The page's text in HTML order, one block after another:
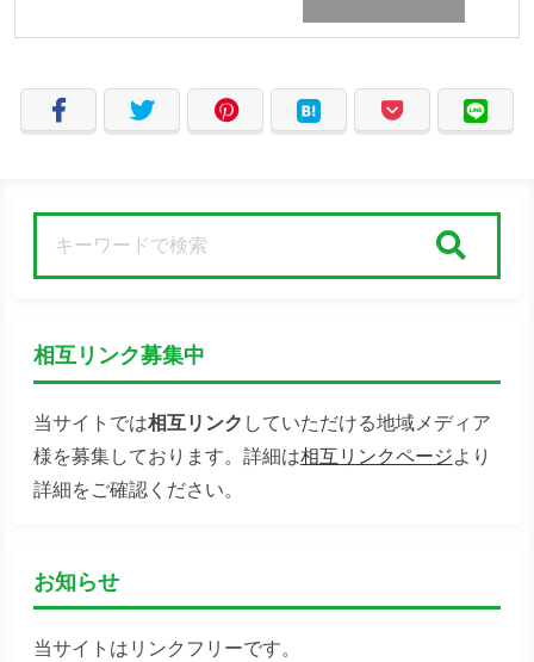
相互リンク募集中
当サイトでは相互リンク していただける地域メディア
様を募集しております。詳細は相互リンクページより
詳細をご確認ください。
お知らせ
当サイトはリンクフリーです。